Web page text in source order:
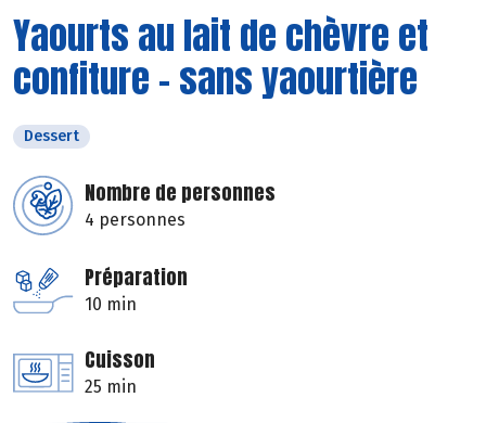
Yaourts au lait de chèvre et
confiture - sans yaourtière
Dessert
Nombre de personnes
4 personnes
Préparation
10 min
Cuisson
25 min